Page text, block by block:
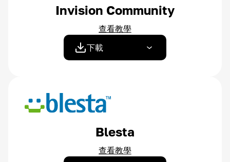
Invision Community
查看教學
下載
Blesta
查看教學